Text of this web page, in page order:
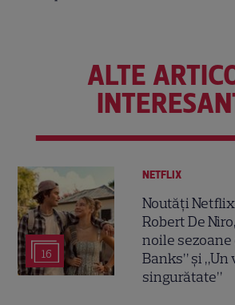
ALTE
16
NETFLIX
Noutăți
Robert De
noile sezoane
Banks” și „Un
singurătate”